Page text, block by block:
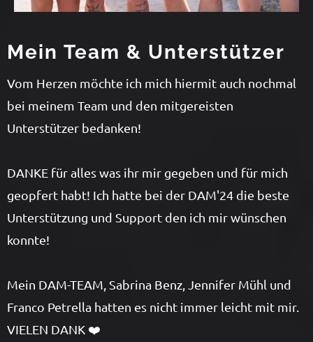
Mein Team & Unterstützer
Vom Herzen möchte ich mich hiermit auch nochmal
bei meinem Team und den mitgereisten
Unterstützer bedanken!
DANKE für alles was ihr mir gegeben und für mich
geopfert habt! Ich hatte bei der DAM'24 die beste
Unterstützung und Support den ich mir wünschen
konnte!
Mein DAM-TEAM, Sabrina Benz, Jennifer Mühl und
Franco Petrella hatten es nicht immer leicht mit mir.
VIELEN DANK ❤️